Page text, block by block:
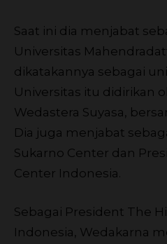
Saat ini dia menjabat
Universitas
dikatakannya sebagai
Universitas itu didirikan
Wedastera Suyasa,
Dia juga menjabat
Sukarno Center dan
Center Indonesia.
Sebagai President The
Indonesia, Wedakarna